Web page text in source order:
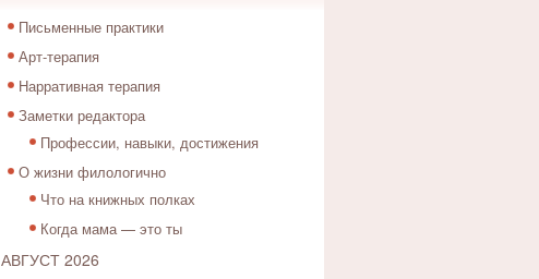
Письменные практики
Арт-терапия
Нарративная терапия
Заметки редактора
Профессии, навыки, достижения
О жизни филологично
Что на книжных полках
Когда мама — это ты
АВГУСТ 2026